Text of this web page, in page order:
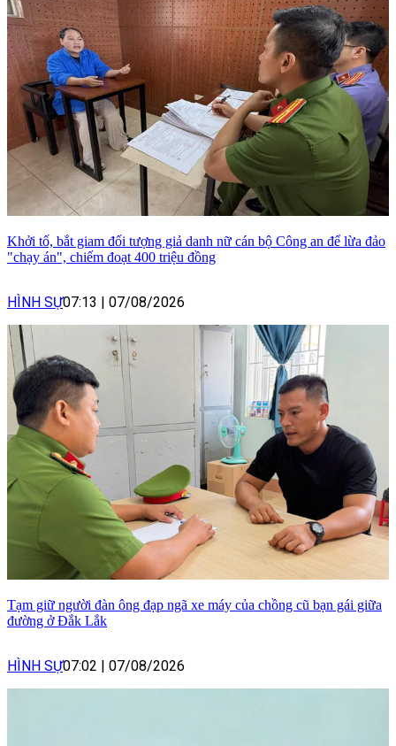
Khởi tố, bắt giam đối tượng giả danh nữ cán bộ Công an để lừa đảo
"chạy án", chiếm đoạt 400 triệu đồng
HÌNH SỰ07:13 | 07/08/2026
Tạm giữ người đàn ông đạp ngã xe máy của chồng cũ bạn gái giữa
đường ở Đắk Lắk
HÌNH SỰ07:02 | 07/08/2026